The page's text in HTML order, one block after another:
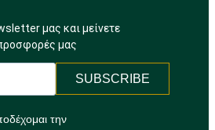
μας και μείνετε
μας
SUBSCRIBE
την